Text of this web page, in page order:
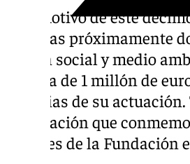
Con motivo de este
públicas próximamente
acción social y medio
partida de 1 millón de
materias de su
publicación que
sociales de la